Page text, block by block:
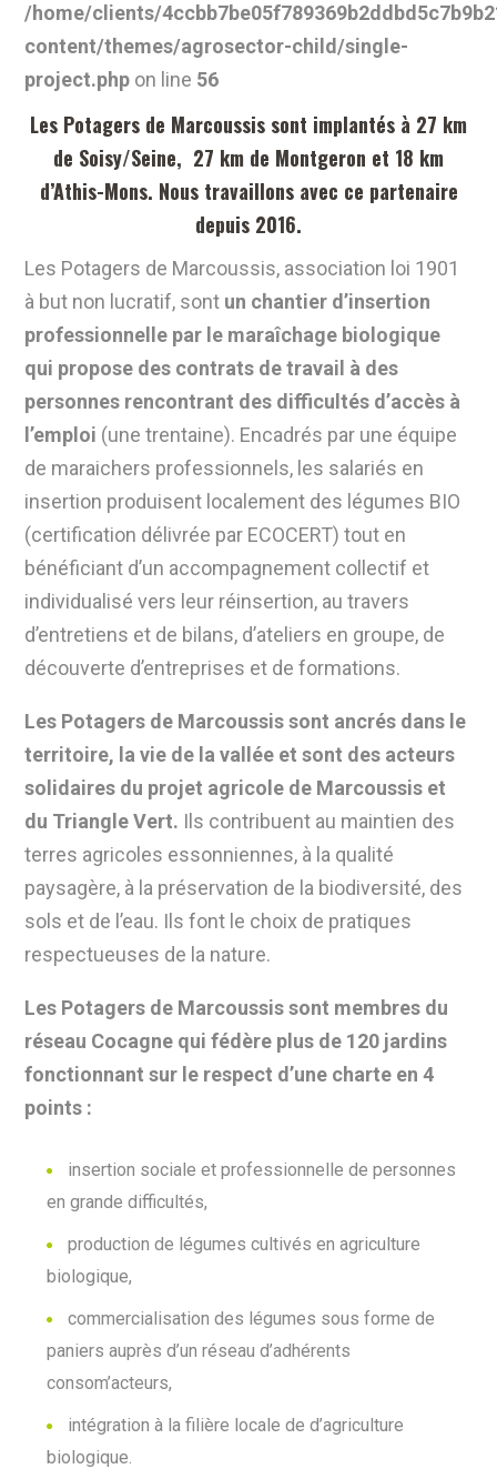
/home/clients/
content/themes/agrosector-child/single-
project.php on line 56
Les Potagers de Marcoussis sont implantés à 27 km
de Soisy/Seine, 27 km de Montgeron et 18 km
d’Athis-Mons. Nous travaillons avec ce partenaire
depuis 2016.
Les Potagers de Marcoussis, association loi 1901
à but non lucratif, sont un chantier d’insertion
professionnelle par le maraîchage biologique
qui propose des contrats de travail à des
personnes rencontrant des difficultés d’accès à
l’emploi (une trentaine). Encadrés par une équipe
de maraichers professionnels, les salariés en
insertion produisent localement des légumes BIO
(certification délivrée par ECOCERT) tout en
bénéficiant d’un accompagnement collectif et
individualisé vers leur réinsertion, au travers
d’entretiens et de bilans, d’ateliers en groupe, de
découverte d’entreprises et de formations.
Les Potagers de Marcoussis sont ancrés dans le
territoire, la vie de la vallée et sont des acteurs
solidaires du projet agricole de Marcoussis et
du Triangle Vert. Ils contribuent au maintien des
terres agricoles essonniennes, à la qualité
paysagère, à la préservation de la biodiversité, des
sols et de l’eau. Ils font le choix de pratiques
respectueuses de la nature.
Les Potagers de Marcoussis sont membres du
réseau Cocagne qui fédère plus de 120 jardins
fonctionnant sur le respect d’une charte en 4
points :
insertion sociale et professionnelle de personnes
en grande difficultés,
production de légumes cultivés en agriculture
biologique,
commercialisation des légumes sous forme de
paniers auprès d’un réseau d’adhérents
consom’acteurs,
intégration à la filière locale de d’agriculture
biologique.